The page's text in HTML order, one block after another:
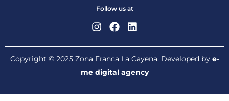
Follow us at
Copyright © 2025 Zona Franca La Cayena. Developed by e-
me digital agency